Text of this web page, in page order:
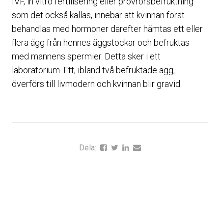
som det också kallas, innebär att kvinnan först
behandlas med hormoner därefter hämtas ett eller
flera ägg från hennes äggstockar och befruktas
med mannens spermier. Detta sker i ett
laboratorium. Ett, ibland två befruktade ägg,
överförs till livmodern och kvinnan blir gravid.
Dela: